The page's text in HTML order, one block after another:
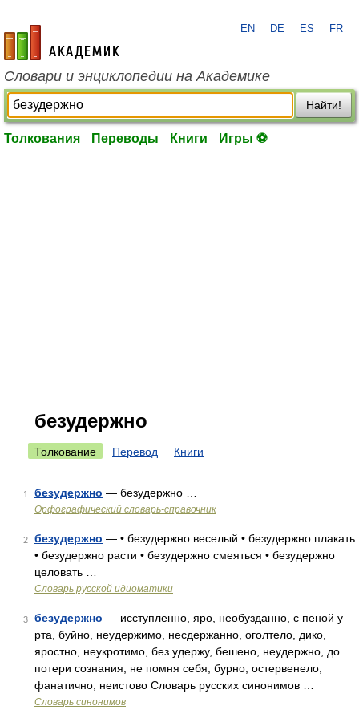
academic.ru
EN DE ES FR
Словари и энциклопедии на Академике
Найти!
Толкования Переводы Книги Игры ⚽
безудержно
Толкование Перевод Книги
1 безудержно — безудержно …
Орфографический словарь-справочник
2 безудержно — • безудержно веселый • безудержно плакать
• безудержно расти • безудержно смеяться • безудержно
целовать …
Словарь русской идиоматики
3 безудержно — исступленно, яро, необузданно, с пеной у
рта, буйно, неудержимо, несдержанно, оголтело, дико,
яростно, неукротимо, без удержу, бешено, неудержно, до
потери сознания, не помня себя, бурно, остервенело,
фанатично, неистово Словарь русских синонимов …
Словарь синонимов